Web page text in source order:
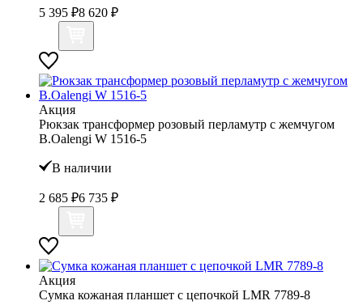
5 395 ₽8 620 ₽
Акция
Рюкзак трансформер розовый перламутр с жемчугом
B.Oalengi W 1516-5
В наличии
2 685 ₽6 735 ₽
Акция
Сумка кожаная планшет с цепочкой LMR 7789-8